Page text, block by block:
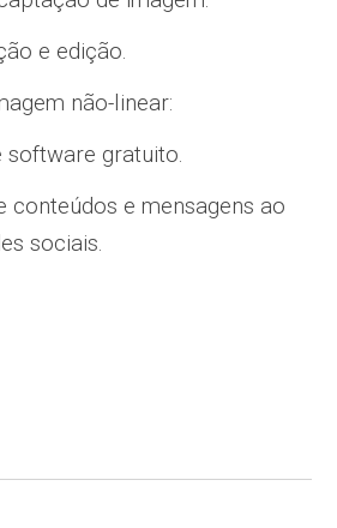
e edição.
não-linear:
software gratuito.
e mensagens ao
sociais.